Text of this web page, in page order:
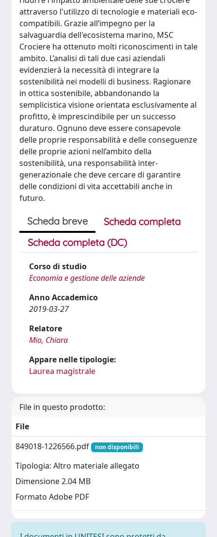
attraverso l'utilizzo di tecnologie e materiali eco-
compatibili. Grazie all’impegno per la
salvaguardia dell'ecosistema marino, MSC
Crociere ha ottenuto molti riconoscimenti in tale
ambito. L’analisi di tali due casi aziendali
evidenzierà la necessità di integrare la
sostenibilità nei modelli di business. Ragionare
in ottica sostenibile, abbandonando la
semplicistica visione orientata esclusivamente al
profitto, è imprescindibile per un successo
duraturo. Ognuno deve essere consapevole
delle proprie responsabilità e delle conseguenze
delle proprie azioni nell’ambito della
sostenibilità, una responsabilità inter-
generazionale che deve cercare di garantire
delle condizioni di vita accettabili anche in
futuro.
Scheda breve
Scheda completa
Scheda completa (DC)
Corso di studio
Economia e gestione delle aziende
Anno Accademico
2019-03-27
Relatore
Mio, Chiara
Appare nelle tipologie:
Laurea magistrale
File in questo prodotto:
File
849018-1226566.pdf
non disponibili
Tipologia: Altro materiale allegato
Dimensione 2.04 MB
Formato Adobe PDF